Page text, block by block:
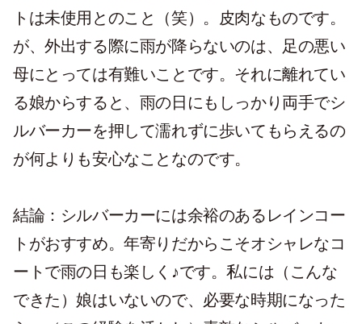
トは未使用とのこと（笑）。皮肉なものです。
が、外出する際に雨が降らないのは、足の悪い
母にとっては有難いことです。それに離れてい
る娘からすると、雨の日にもしっかり両手でシ
ルバーカーを押して濡れずに歩いてもらえるの
が何よりも安心なことなのです。
結論： シルバーカーには余裕のあるレインコー
トがおすすめ。年寄りだからこそオシャレなコ
ートで雨の日も楽しく♪です。私には（こんな
できた）娘はいないので、必要な時期になった